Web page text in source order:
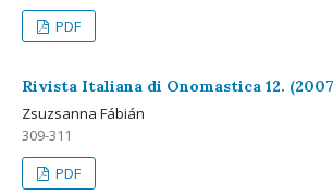
PDF
Rivista Italiana di Onomastica 12.
Zsuzsanna Fábián
309-311
PDF